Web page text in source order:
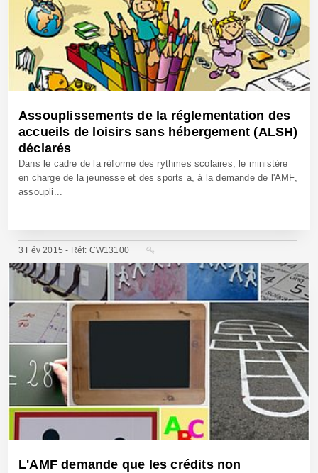
Assouplissements de la réglementation des
accueils de loisirs sans hébergement (ALSH)
déclarés
Dans le cadre de la réforme des rythmes scolaires, le ministère
en charge de la jeunesse et des sports a, à la demande de l'AMF,
assoupli...
3 Fév 2015 - Réf: CW13100
L'AMF demande que les crédits non